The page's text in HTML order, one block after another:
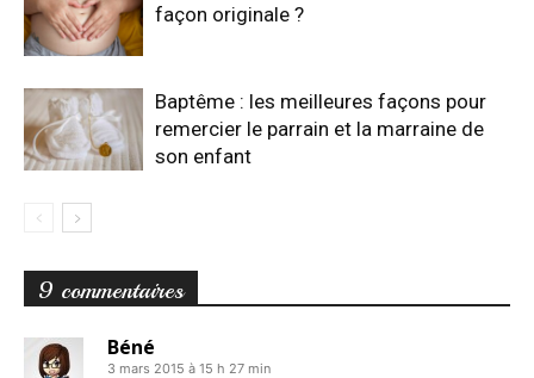
façon originale ?
Baptême : les meilleures façons pour
remercier le parrain et la marraine de
son enfant
9 commentaires
Béné
3 mars 2015 à 15 h 27 min